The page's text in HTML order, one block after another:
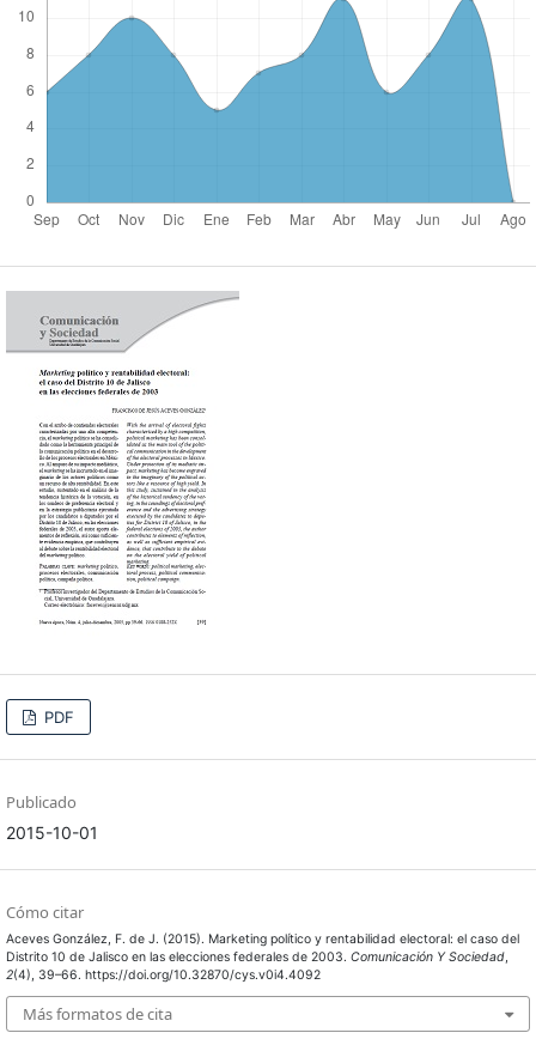
PDF
Publicado
2015-10-01
Cómo citar
Aceves González, F. de J. (2015). Marketing político y rentabilidad electoral: el caso del
Distrito 10 de Jalisco en las elecciones federales de 2003. Comunicación Y Sociedad,
2(4), 39–66. https://doi.org/10.32870/cys.v0i4.4092
Más formatos de cita